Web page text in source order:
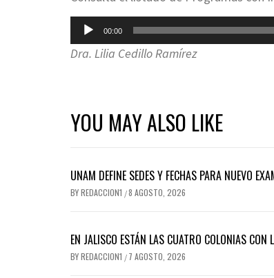
Reproductor
de
audio
00:00
Dra. Lilia Cedillo Ramírez
YOU MAY ALSO LIKE
UNAM DEFINE SEDES Y FECHAS PARA NUEVO
BYREDACCION1 /8 AGOSTO, 2026
EN JALISCO ESTÁN LAS CUATRO COLONIAS
BYREDACCION1 / 7 AGOSTO, 2026